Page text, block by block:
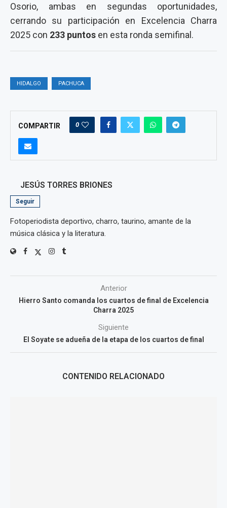
Osorio, ambas en segundas oportunidades,
cerrando su participación en Excelencia Charra
2025 con 233 puntos en esta ronda semifinal.
HIDALGO PACHUCA
COMPARTIR 0
JESÚS TORRES BRIONES
Seguir
Fotoperiodista deportivo, charro, taurino, amante de la
música clásica y la literatura.
Anterior
Hierro Santo comanda los cuartos de final de Excelencia
Charra 2025
Siguiente
El Soyate se adueña de la etapa de los cuartos de final
CONTENIDO RELACIONADO